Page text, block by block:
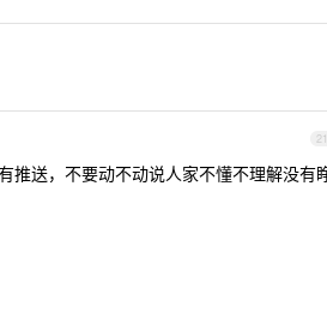
21
推送，不要动不动说人家不懂不理解没有